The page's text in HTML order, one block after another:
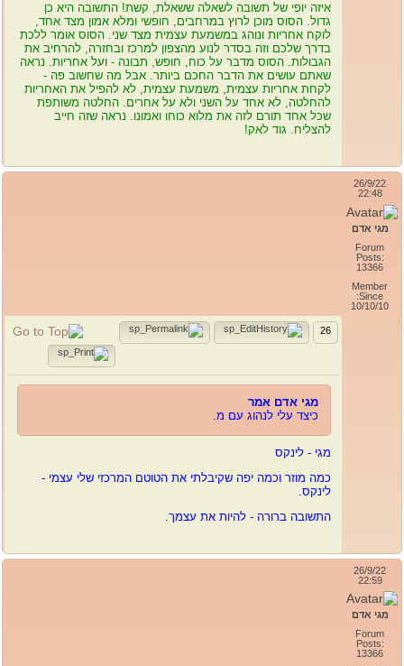
איזה יופי של תשובה לשאלה ששאלת, קשת! התשובה היא כן
גדול. הסוס מוכן לרוץ במרחבים, חופשי ומלא אמון מצד אחד,
לוקח אחריות ונוהג במשמעת עצמית מצד שני. הסוס אומר ללכת
בדרך שלכם וזה בסדר לנוע מהצפון למרכז ובחזרה, להרחיב את
הגבולות. הסוס מדבר על כוח, חופש, תבונה - ועל אחריות. נראה
שאתם עושים את הדבר החכם ביותר. אבל מה שחשוב פה -
לקחת אחריות עצמית, משמעת עצמית, לא להפיל את האחריות
להחלטה, לא אחד על השני ולא על אחרים. החלטה משותפת
שכל אחד תורם לזה את מלוא כוחו ואמונו. נראה שזה חייב
להצליח. גוד לאק!
26/9/22
22:48
מגי אדם
Forum
Posts:
13366
Member
Since:
10/10/10
26
מגי אדם אמר
כיצד עלי לנהוג עם מ.
מגי - לינקס
כמה מוזר וכמה יפה שקיבלתי את הטוטם המרכזי שלי עצמי -
לינקס.
התשובה ברורה - להיות את עצמך.
26/9/22
22:59
מגי אדם
Forum
Posts:
13366